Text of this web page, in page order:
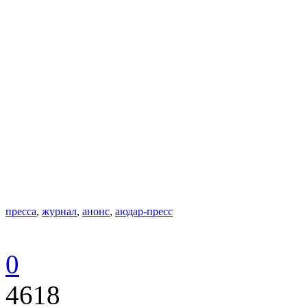
пресса, журнал, анонс, аюдар-пресс
0
4618